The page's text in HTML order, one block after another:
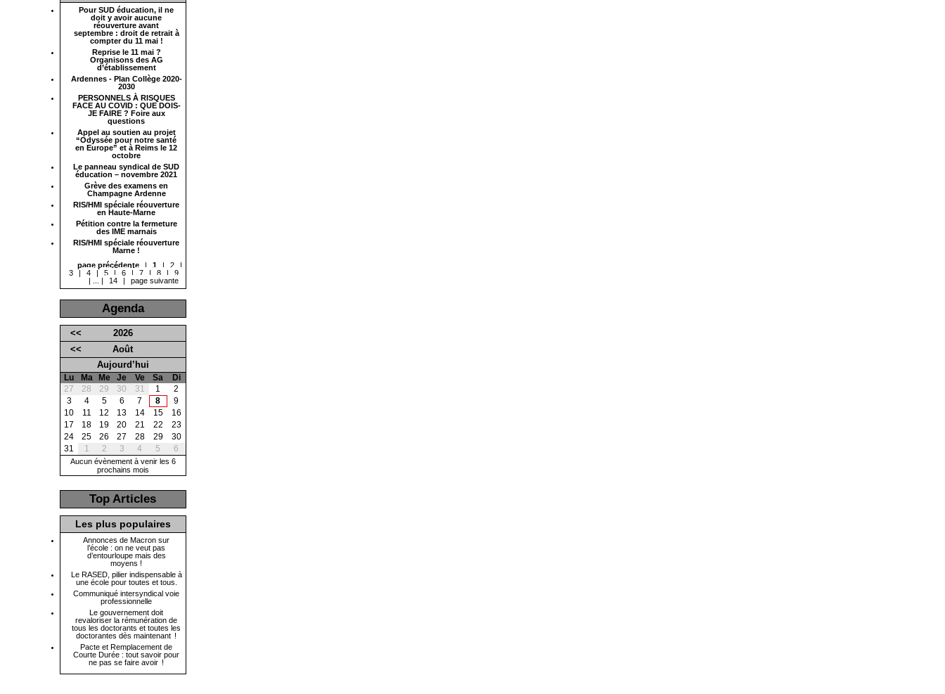
Pour SUD éducation, il ne
doit y avoir aucune
réouverture avant
septembre : droit de retrait à
compter du 11 mai !
Reprise le 11 mai ?
Organisons des AG
d’établissement
Ardennes - Plan Collège 2020-
2030
PERSONNELS À RISQUES
FACE AU COVID : QUE DOIS-
JE FAIRE ? Foire aux
questions
Appel au soutien au projet
“Odyssée pour notre santé
en Europe” et à Reims le 12
octobre
Le panneau syndical de SUD
éducation – novembre 2021
Grève des examens en
Champagne Ardenne
RIS/HMI spéciale réouverture
en Haute-Marne
Pétition contre la fermeture
des IME marnais
RIS/HMI spéciale réouverture
Marne !
page précédente
| 1 | 2
|
3
| 4 | 5 | 6 | 7 | 8 |
9
|
| 14 | page suivante
Agenda
<<
2026
<<
Août
Aujourd’hui
Lu Ma Me Je Ve Sa
Di
27
28 29 30 31 1
2
3
4 5 6 7 8
9
10
11 12 13 14 15
16
17
18 19 20 21 22
23
24
25 26 27 28 29
30
31
1 2 3 4 5 6
Aucun évènement à venir les 6
prochains mois
Top Articles
Les plus populaires
Annonces de Macron sur
l’école : on ne veut pas
d’entourloupe mais des
moyens !
Le RASED, pilier indispensable à
une école pour toutes et tous.
Communiqué intersyndical voie
professionnelle
Le gouvernement doit
revaloriser la rémunération de
tous les doctorants et toutes les
doctorantes dès maintenant !
Pacte et Remplacement de
Courte Durée : tout savoir pour
ne pas se faire avoir !